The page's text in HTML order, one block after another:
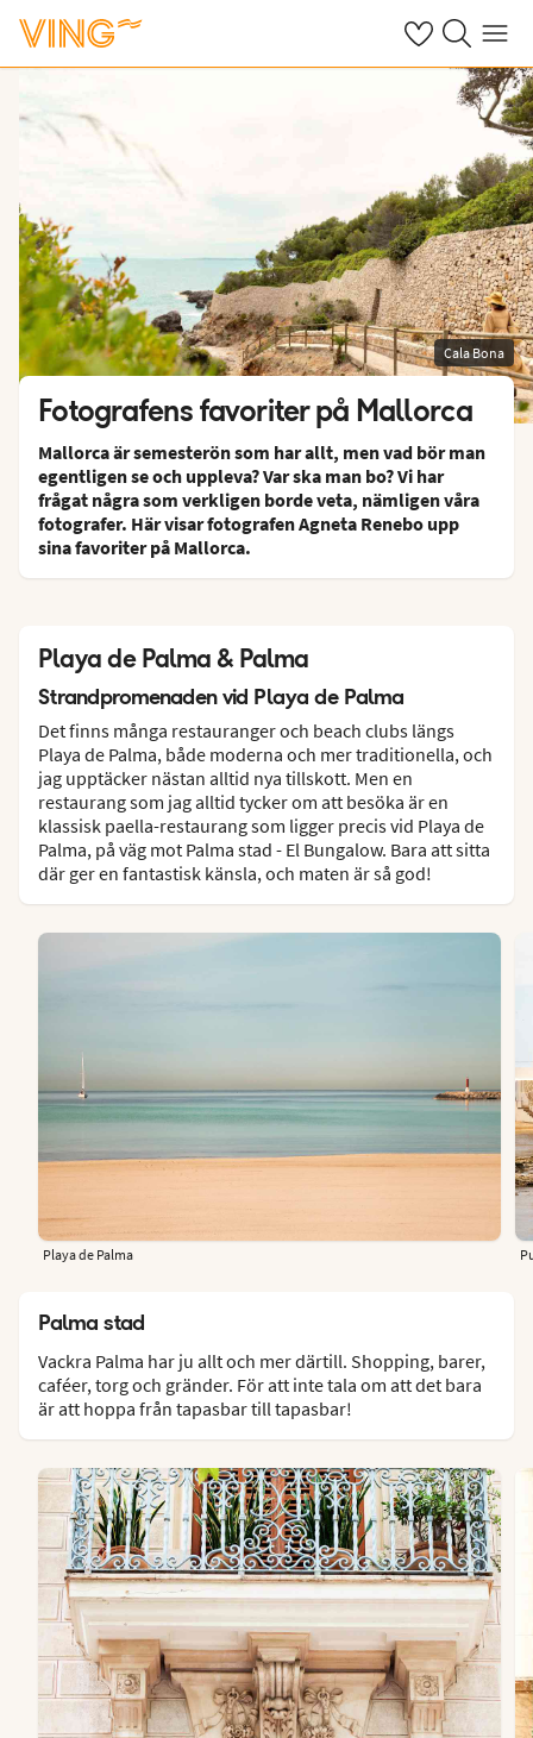
Se dinaSök på ving.se
Meny
Cala Bona
Fotografens favoriter på Mallorca
Mallorca är semesterön som har allt, men vad bör man
egentligen se och uppleva? Var ska man bo? Vi har
frågat några som verkligen borde veta, nämligen våra
fotografer. Här visar fotografen Agneta Renebo upp
sina favoriter på Mallorca.
Playa de Palma & Palma
Strandpromenaden vid Playa de Palma
Det finns många restauranger och beach clubs längs
Playa de Palma, både moderna och mer traditionella, och
jag upptäcker nästan alltid nya tillskott. Men en
restaurang som jag alltid tycker om att besöka är en
klassisk paella-restaurang som ligger precis vid Playa de
Palma, på väg mot Palma stad - El Bungalow. Bara att sitta
där ger en fantastisk känsla, och maten är så god!
Playa de Palma
Palma stad
Vackra Palma har ju allt och mer därtill. Shopping, barer,
caféer, torg och gränder. För att inte tala om att det bara
är att hoppa från tapasbar till tapasbar!